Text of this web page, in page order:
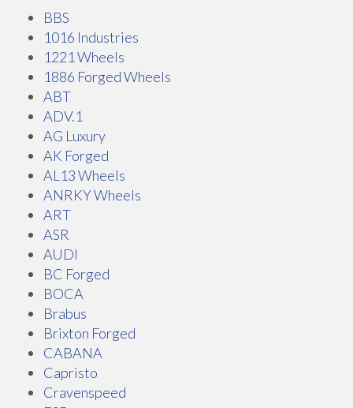
BBS
1016 Industries
1221 Wheels
1886 Forged Wheels
ABT
ADV.1
AG Luxury
AK Forged
AL13 Wheels
ANRKY Wheels
ART
ASR
AUDI
BC Forged
BOCA
Brabus
Brixton Forged
CABANA
Capristo
Cravenspeed